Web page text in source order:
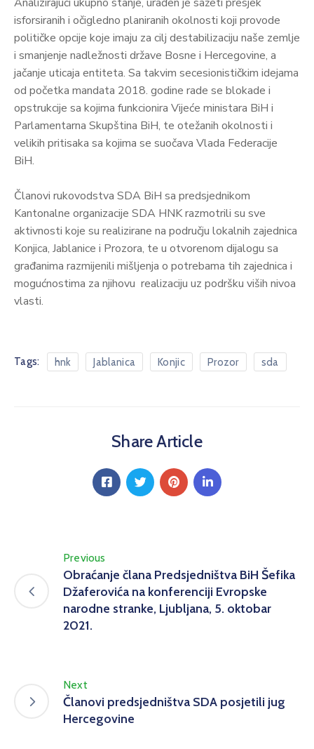
isforsiranih i očigledno planiranih okolnosti koji provode
političke opcije koje imaju za cilj destabilizaciju naše zemlje
i smanjenje nadležnosti države Bosne i Hercegovine, a
jačanje uticaja entiteta. Sa takvim secesionističkim idejama
od početka mandata 2018. godine rade se blokade i
opstrukcije sa kojima funkcionira Vijeće ministara BiH i
Parlamentarna Skupština BiH, te otežanih okolnosti i
velikih pritisaka sa kojima se suočava Vlada Federacije
BiH.
Članovi rukovodstva SDA BiH sa predsjednikom
Kantonalne organizacije SDA HNK razmotrili su sve
aktivnosti koje su realizirane na području lokalnih zajednica
Konjica, Jablanice i Prozora, te u otvorenom dijalogu sa
građanima razmijenili mišljenja o potrebama tih zajednica i
mogućnostima za njihovu realizaciju uz podršku viših nivoa
vlasti.
Tags: hnk Jablanica Konjic Prozor sda
Share Article
Previous
Obraćanje člana Predsjedništva BiH Šefika
Džaferovića na konferenciji Evropske
narodne stranke, Ljubljana, 5. oktobar
2021.
Next
Članovi predsjedništva SDA posjetili jug
Hercegovine